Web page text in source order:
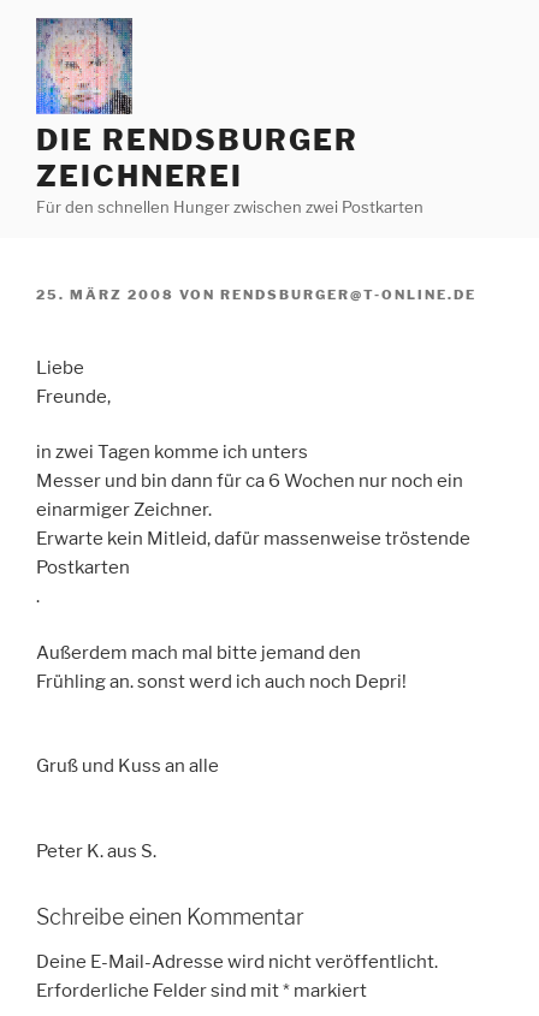
Zum
Inhalt
springen
DIE RENDSBURGER
ZEICHNEREI
Für den schnellen Hunger zwischen zwei Postkarten
VERÖFFENTLICHT
25. MÄRZ 2008 VON RENDSBURGER@T-ONLINE.DE
Liebe
Freunde,
in zwei Tagen komme ich unters
Messer und bin dann für ca 6 Wochen nur noch ein
einarmiger Zeichner.
Erwarte kein Mitleid, dafür massenweise tröstende
Postkarten
.
Außerdem mach mal bitte jemand den
Frühling an. sonst werd ich auch noch Depri!
Gruß und Kuss an alle
Peter K. aus S.
Schreibe einen Kommentar
Deine E-Mail-Adresse wird nicht veröffentlicht.
Erforderliche Felder sind mit* markiert